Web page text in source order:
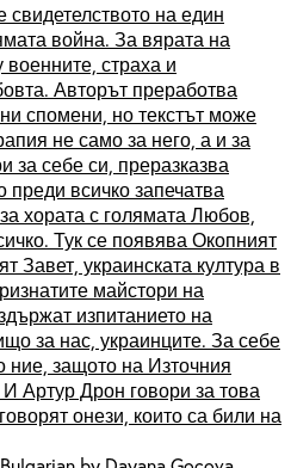
свидетелството на един
война. За вярата на
страха и
Авторът преработва
спомени, но текстът може
не само за него, а и за
за себе си, преразказва
всичко запечатва
хората с голямата Любов,
Тук се появява Окопният
Завет, украинската култура в
майстори на
изпитанието на
за нас, украинците. За себе
защото на Източния
Артур Дрон говори за това
онези, които са били на